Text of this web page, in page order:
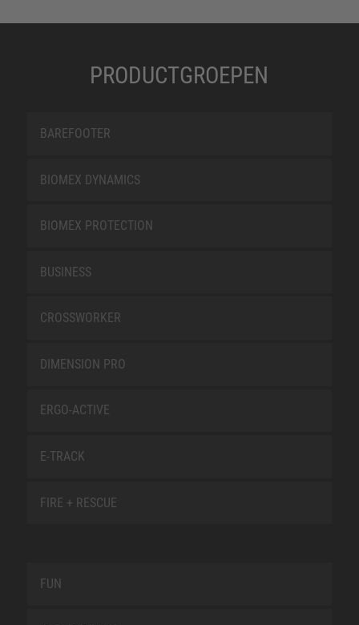
PRODUCTGROEPEN
BAREFOOTER
BIOMEX DYNAMICS
BIOMEX PROTECTION
BUSINESS
CROSSWORKER
DIMENSION PRO
ERGO-ACTIVE
E-TRACK
FIRE + RESCUE
FUN